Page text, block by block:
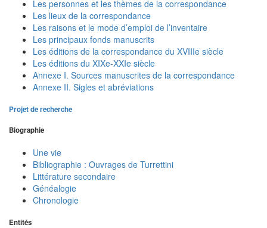
Les personnes et les thèmes de la correspondance
Les lieux de la correspondance
Les raisons et le mode d’emploi de l’inventaire
Les principaux fonds manuscrits
Les éditions de la correspondance du XVIIIe siècle
Les éditions du XIXe-XXIe siècle
Annexe I. Sources manuscrites de la correspondance
Annexe II. Sigles et abréviations
Projet de recherche
Biographie
Une vie
Bibliographie : Ouvrages de Turrettini
Littérature secondaire
Généalogie
Chronologie
Entités